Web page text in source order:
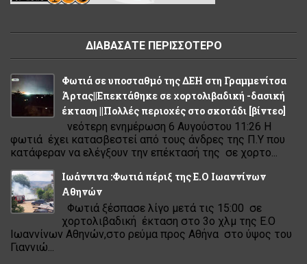
ΔΙΑΒΑΣΑΤΕ ΠΕΡΙΣΣΟΤΕΡΟ
Φωτιά σε υποσταθμό της ΔΕΗ στη Γραμμενίτσα
Άρτας||Επεκτάθηκε σε χορτολιβαδική -δασική
έκταση ||Πολλές περιοχές στο σκοτάδι [βίντεο]
νεότερη ενημέρωση 6 Αυγούστου 11:26 Η
φωτιά έχει κατασβεστεί από τους άνδρες της Π.Υ που
κατάφεραν να ελέγξουν την επέκτασή της σε χορτο...
Ιωάννινα :Φωτιά πέριξ της Ε.Ο Ιωαννίνων
Αθηνών
Φωτιά ξέσπασε λίγο μετά τις 15:00 σε
χορτολιβαδική έκταση στο 3ο χλμ της Ε.Ο
Ιωαννίνων Αθηνών,στο ρεύμα προς Αθήνα στο ύψος του
Γιαννιώ...